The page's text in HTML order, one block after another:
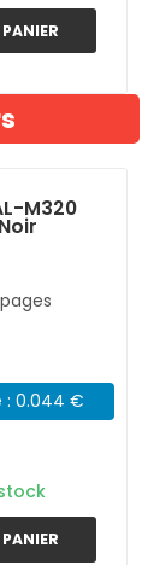
M320
: 0.044 €